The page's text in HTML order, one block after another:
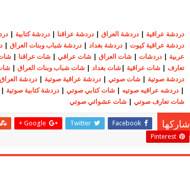
دردشة عراقية دردشة العراق |دردشة عراقنا دردشة كتابية |
دردشة عراقية كيوت |دردشة بغداد |دردشة شباب وبنات العراق |
عربية |دردشات |شات العراق |شات عراقي |شات عراقنا |
تعارف |شات عراقية |شات بغداد |شات شباب وبنات العراق |
دردشة صوتية |شات صوتي |دردشة عراقية صوتية |دردشة
|دردشه عراقيه صوتيه |شات كتابي صوتي |دردشة كتابية صوتية
شات تعارف صوتي |شات عشوائي صوتي
شاركها Facebook
Twitter
Google +
Pinterest